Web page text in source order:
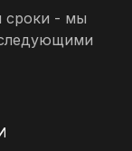
сроки - мы